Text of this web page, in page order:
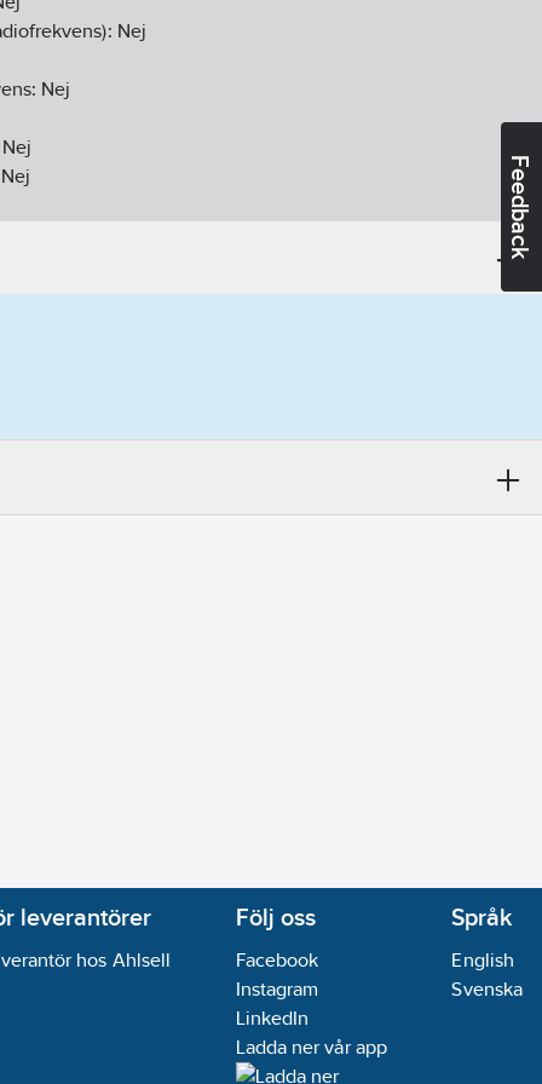
Feedback
Nej
Nej
Nej
Nej
leverantörer
hos Ahlsell
Följ oss
Facebook
Instagram
LinkedIn
Ladda ner vår app
Språk
English
Svenska